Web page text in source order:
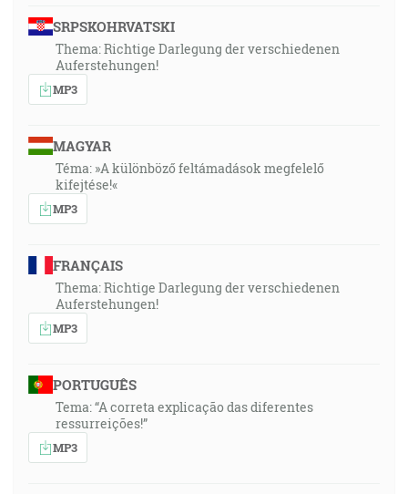
SRPSKOHRVATSKI
Thema: Richtige Darlegung der verschiedenen
Auferstehungen!
MP3
MAGYAR
Téma: »A különböző feltámadások megfelelő
kifejtése!«
MP3
FRANÇAIS
Thema: Richtige Darlegung der verschiedenen
Auferstehungen!
MP3
PORTUGUÊS
Tema: “A correta explicação das diferentes
ressurreições!”
MP3